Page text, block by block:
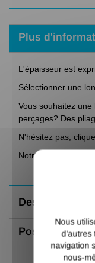
Plus
L'épaisseur est
Sélectionner une
Vous souhaitez
perçages? Des
N'hésitez pas,
Notre équipe
Description
Poser une
Nous
navigation
nous-